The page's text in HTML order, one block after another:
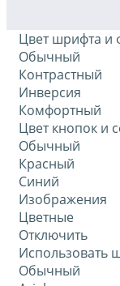
Цвет шрифта и
Обычный
Контрастный
Инверсия
Комфортный
Цвет кнопок и
Обычный
Красный
Синий
Изображения
Цветные
Отключить
Использовать
Обычный